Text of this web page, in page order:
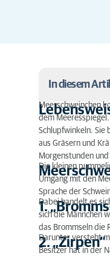
In diesem
1.
2. „Zirpen“
3.
4. „Purren“
Meerschweinchen
dem
Schlupfwinkeln. Sie
aus Gräsern und
Morgenstunden
Die kleinen
Umgang mit den
Sprache der
1.
Dabei handelt es
sich die Männchen
das Brommseln die
2. „Zirpen“
Darunter versteht
Besitzer hat in der